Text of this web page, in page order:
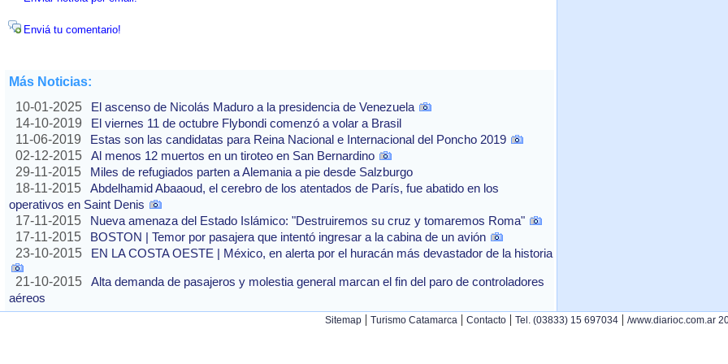
Enviá tu comentario!
Más Noticias:
10-01-2025
El ascenso de Nicolás Maduro a la presidencia de Venezuela
14-10-2019
El viernes 11 de octubre Flybondi comenzó a volar a Brasil
11-06-2019
Estas son las candidatas para Reina Nacional e Internacional del Poncho 2019
02-12-2015
Al menos 12 muertos en un tiroteo en San Bernardino
29-11-2015
Miles de refugiados parten a Alemania a pie desde Salzburgo
18-11-2015
Abdelhamid Abaaoud, el cerebro de los atentados de París, fue abatido en los
operativos en Saint Denis
17-11-2015
Nueva amenaza del Estado Islámico: "Destruiremos su cruz y tomaremos Roma"
17-11-2015
BOSTON | Temor por pasajera que intentó ingresar a la cabina de un avión
23-10-2015
EN LA COSTA OESTE | México, en alerta por el huracán más devastador de la historia
21-10-2015
Alta demanda de pasajeros y molestia general marcan el fin del paro de controladores
aéreos
Sitemap | Turismo Catamarca | Contacto | Tel. (03833) 15 697034 | /www.diarioc.com.ar